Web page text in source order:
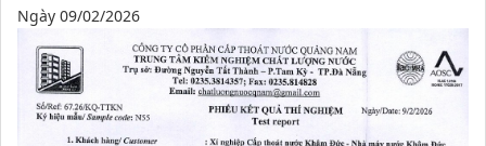
Ngày 09/02/2026